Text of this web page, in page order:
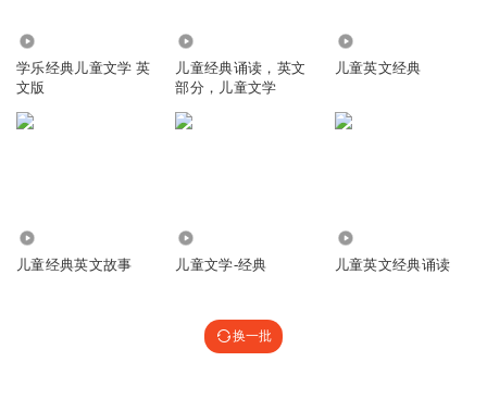
学乐经典儿童文学 英
文版
儿童经典诵读，英文
部分，儿童文学
儿童英文经典
儿童经典英文故事 儿童文学-经典 儿童英文经典诵读
换一批